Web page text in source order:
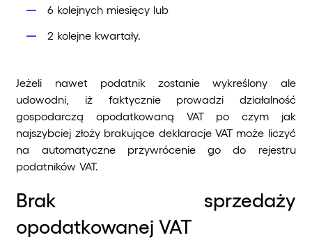
6 kolejnych miesięcy lub
2 kolejne kwartały.
Jeżeli nawet podatnik zostanie wykreślony ale
udowodni, iż faktycznie prowadzi działalność
gospodarczą opodatkowaną VAT po czym jak
najszybciej złoży brakujące deklaracje VAT może liczyć
na automatyczne przywrócenie go do rejestru
podatników VAT.
Brak sprzedaży
opodatkowanej VAT